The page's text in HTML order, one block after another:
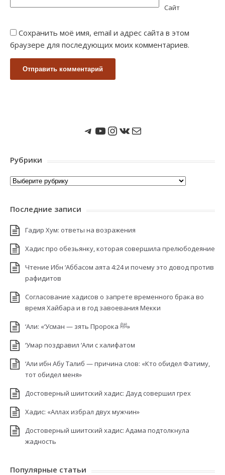
Сайт
Сохранить моё имя, email и адрес сайта в этом
браузере для последующих моих комментариев.
Мы в Telegram
Мы на Youtube
Instagram
ВКонтакте
Почта
Рубрики
Рубрики
Последние записи
Гадир Хум: ответы на возражения
Хадис про обезьянку, которая совершила прелюбодеяние
Чтение Ибн ‘Аббасом аята 4:24 и почему это довод против
рафидитов
Согласование хадисов о запрете временного брака во
время Хайбара и в год завоевания Мекки
‘Али: «‘Усман — зять Пророка ﷺ»
‘Умар поздравил ‘Али с халифатом
‘Али ибн Абу Талиб — причина слов: «Кто обидел Фатиму,
тот обидел меня»
Достоверный шиитский хадис: Дауд совершил грех
Хадис: «Аллах избрал двух мужчин»
Достоверный шиитский хадис: Адама подтолкнула
жадность
Популярные статьи